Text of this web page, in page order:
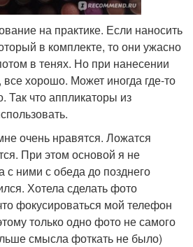
на практике. Если наносить
в комплекте, то они ужасно
в тенях. Но при нанесении
хорошо. Может иногда где-то
Так что аппликаторы из
очень нравятся. Ложатся
При этом основой я не
с ними с обеда до позднего
Хотела сделать фото
фокусироваться мой телефон
только одно фото не самого
смысла фоткать не было)